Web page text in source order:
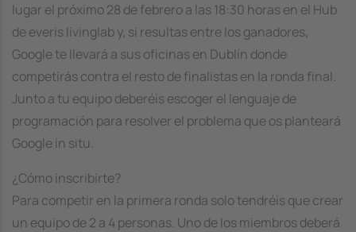
lugar el próximo 28 de febrero a las 18:30 horas en el Hub
de everis livinglab y, si resultas entre los ganadores,
Google te llevará a sus oficinas en Dublín donde
competirás contra el resto de finalistas en la ronda final.
Junto a tu equipo deberéis escoger el lenguaje de
programación para resolver el problema que os planteará
Google in situ.
¿Cómo inscribirte?
Para competir en la primera ronda solo tendréis que crear
un equipo de 2 a 4 personas. Uno de los miembros deberá